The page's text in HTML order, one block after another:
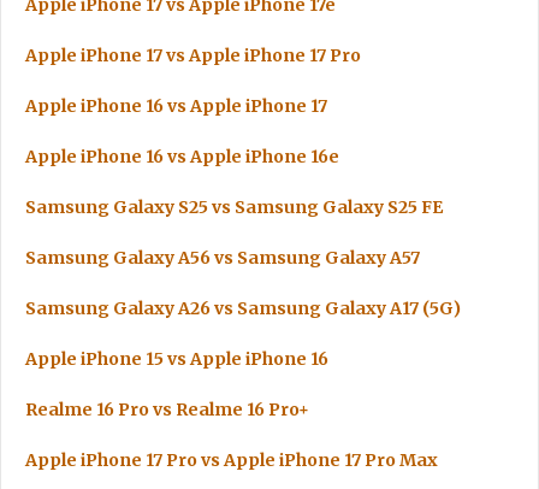
Apple iPhone 17 vs Apple iPhone 17e
Apple iPhone 17 vs Apple iPhone 17 Pro
Apple iPhone 16 vs Apple iPhone 17
Apple iPhone 16 vs Apple iPhone 16e
Samsung Galaxy S25 vs Samsung Galaxy S25 FE
Samsung Galaxy A56 vs Samsung Galaxy A57
Samsung Galaxy A26 vs Samsung Galaxy A17 (5G)
Apple iPhone 15 vs Apple iPhone 16
Realme 16 Pro vs Realme 16 Pro+
Apple iPhone 17 Pro vs Apple iPhone 17 Pro Max